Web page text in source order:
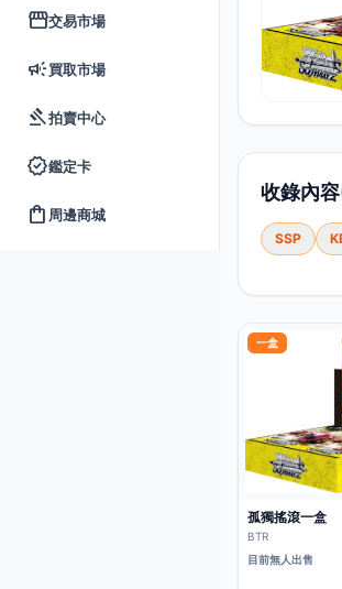
storefront交易市場
campaign買取市場
gavel拍賣中心
verified鑑定卡
shopping_bag 周邊商城
收錄內容
SSP
一盒
孤獨搖滾一盒
BTR
目前無人出售